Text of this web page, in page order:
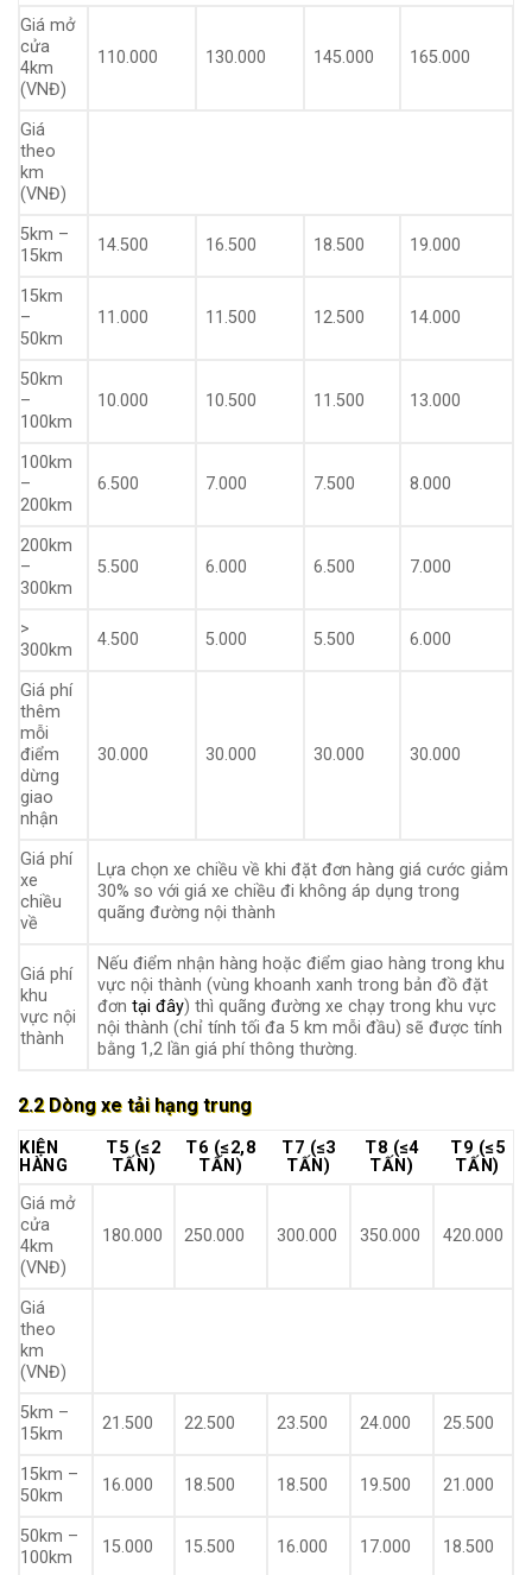
Giá mở
cửa
4km
(VNĐ)
110.000 130.000 145.000 165.000
Giá
theo
km
(VNĐ)
5km –
15km
14.500 16.500 18.500 19.000
15km
–
50km
11.000 11.500 12.500 14.000
50km
–
100km
10.000 10.500 11.500 13.000
100km
–
200km
6.500 7.000 7.500 8.000
200km
–
300km
5.500 6.000 6.500 7.000
>
300km
4.500 5.000 5.500 6.000
Giá phí
thêm
mỗi
điểm
dừng
giao
nhận
30.000 30.000 30.000 30.000
Giá phí
xe
chiều
về
Lựa chọn xe chiều về khi đặt đơn hàng giá cước giảm
30% so với giá xe chiều đi không áp dụng trong
quãng đường nội thành
Giá phí
khu
vực nội
thành
Nếu điểm nhận hàng hoặc điểm giao hàng trong khu
vực nội thành (vùng khoanh xanh trong bản đồ đặt
đơntại đây) thì quãng đường xe chạy trong khu vực
nội thành (chỉ tính tối đa 5 km mỗi đầu) sẽ được tính
bằng 1,2 lần giá phí thông thường.
2.2 Dòng xe tải hạng trung
KIỆN
HÀNG
T5 (≤2
TẤN)
T6 (≤2,8
TẤN)
T7 (≤3
TẤN)
T8 (≤4
TẤN)
T9 (≤5
TẤN)
Giá mở
cửa
4km
(VNĐ)
180.000 250.000 300.000 350.000 420.000
Giá
theo
km
(VNĐ)
5km –
15km
21.500 22.500 23.500 24.000 25.500
15km –
50km
16.000 18.500 18.500 19.500 21.000
50km –
100km
15.000 15.500 16.000 17.000 18.500